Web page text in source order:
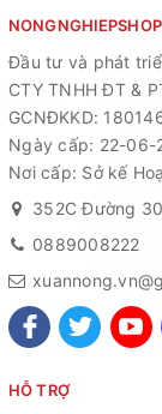
Đầu tư và phát
CTY TNHH ĐT &
GCNĐKKD:
Ngày cấp: 22-06-
Nơi cấp: Sở kế
352C Đường
0889008222
HỖ TRỢ